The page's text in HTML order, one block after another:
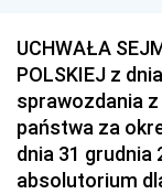
UCHWAŁA
POLSKIEJ z
sprawozdania
państwa za
dnia 31 grudnia
absolutorium